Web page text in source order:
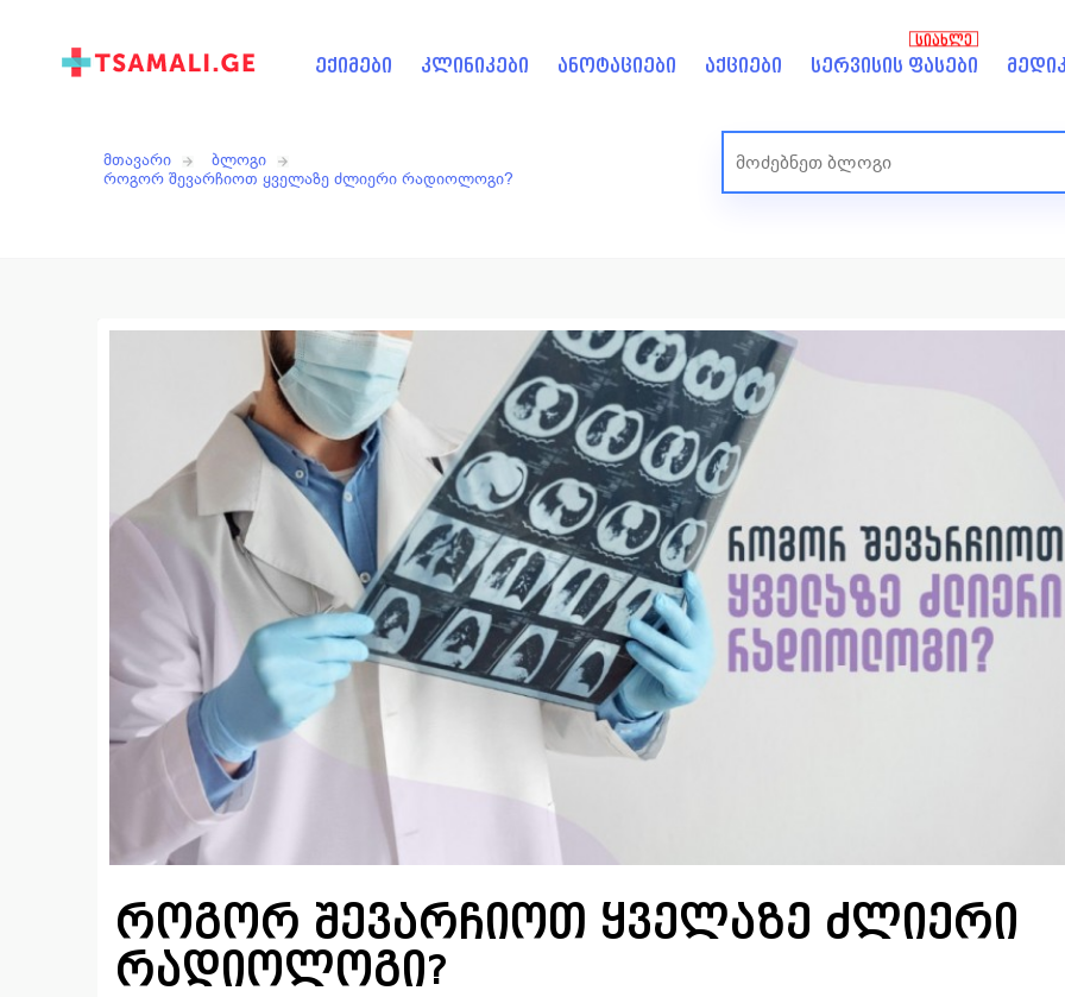
ექიმები კლინიკები ანოტაციები აქციები სერვისის ფასები
ᲡᲘᲐᲮᲚᲔ
მთავარი
ბლოგი
როგორ შევარჩიოთ ყველაზე ძლიერი რადიოლოგი?
როგორ შევარჩიოთ ყველაზე ძლიერი
რადიოლოგი?